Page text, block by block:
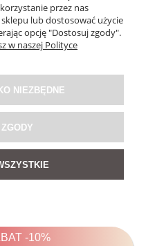
Biała
przez nas
lub dostosować użycie
opcję "Dostosuj zgody".
w naszej Polityce
NIEZBĘDNE